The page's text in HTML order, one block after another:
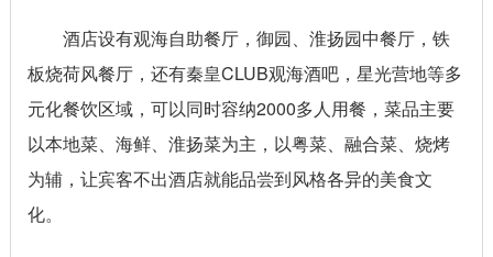
酒店设有观海自助餐厅，御园、淮扬园中餐厅，铁
板烧荷风餐厅，还有秦皇CLUB观海酒吧，星光营地等多
元化餐饮区域，可以同时容纳2000多人用餐，菜品主要
以本地菜、海鲜、淮扬菜为主，以粤菜、融合菜、烧烤
为辅，让宾客不出酒店就能品尝到风格各异的美食文
化。